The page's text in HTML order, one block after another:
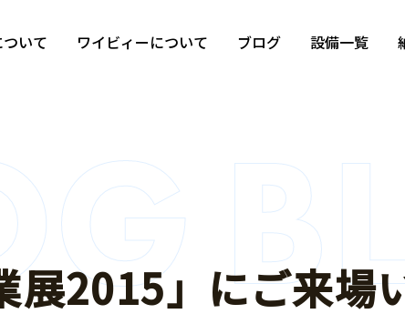
動車部品 モーター部品 住設部品
いて ワイビィーについて ブログ 設備一覧
展2015」にご来場